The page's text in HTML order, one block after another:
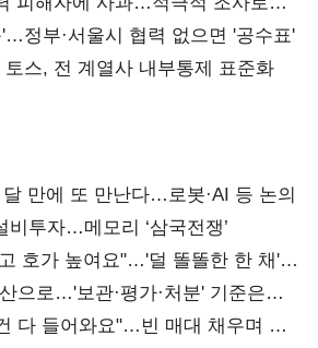
정부·서울시 협력 없으면 '공수표'
스, 전 계열사 내부통제 표준화
만에 또 만난다…로봇·AI 등 논의
비투자…메모리 ‘삼국전쟁’
호가 높여요"…'덜 똘똘한 한 채'
으로…'보관·평가·처분' 기준은
다 들어와요"…빈 매대 채우며 문